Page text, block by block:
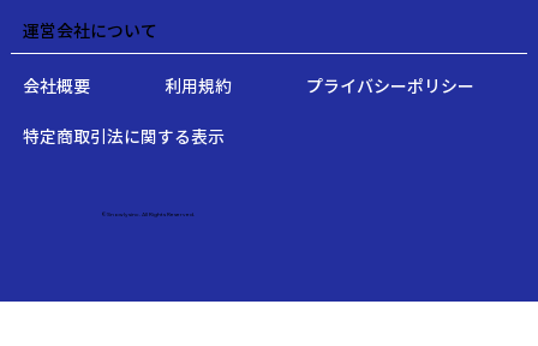
運営会社について
会社概要 利用規約 プライバシーポリシー
特定商取引法に関する表示
©Snowlysinc. All Rights Reserved.